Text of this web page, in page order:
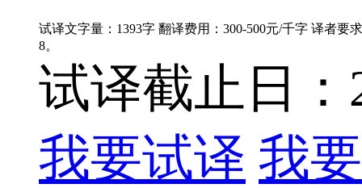
试译文字量：1393字 翻译费用：300-500元/千字 译者要
8。
试译截止日：
我要试译 我